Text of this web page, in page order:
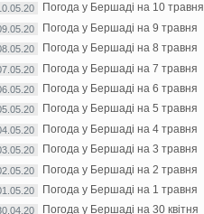
Погода у Бершаді на 10 травня
Погода у Бершаді на 9 травня
Погода у Бершаді на 8 травня
Погода у Бершаді на 7 травня
Погода у Бершаді на 6 травня
Погода у Бершаді на 5 травня
Погода у Бершаді на 4 травня
Погода у Бершаді на 3 травня
Погода у Бершаді на 2 травня
Погода у Бершаді на 1 травня
Погода у Бершаді на 30 квітня